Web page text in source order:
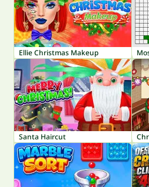
Ellie Christmas Makeup
Santa Haircut